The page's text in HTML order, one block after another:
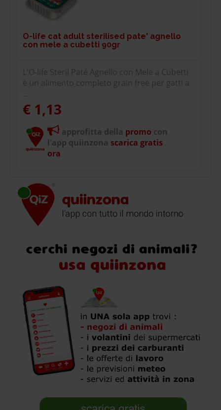
O-life cat adult sterilised pate' agnello
con mele a cubetti 90gr
L'O-life Steril Paté Agnello con Mele a Cubetti
è un alimento completo grain free per gatti a
...
€ 1,13
approfitta della promo con
l'app quiinzona scarica gratis
ora